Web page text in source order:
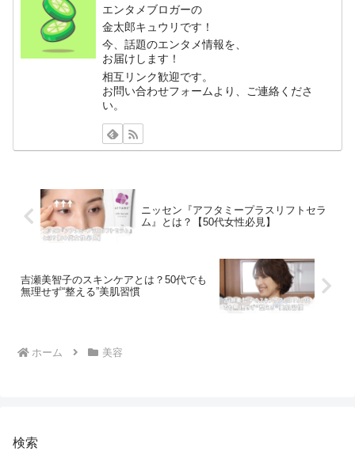
エンタメブロガーの
金太郎キュウリです！
今、話題のエンタメ情報を、
お届けします！
相互リンク歓迎です。
お問い合わせフォームより、ご連絡くださ
い。
ニッセン『アフタミープラスリフトセラ
ム』とは？【50代女性必見】
吉瀬美智子のスキンケアとは？50代でも
無理せず“整える”美肌習慣
ホーム 美容
検索